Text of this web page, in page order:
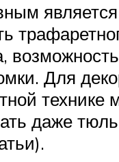
Для
технике
даже